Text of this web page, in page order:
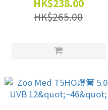
HK$238.00
HK$265.00